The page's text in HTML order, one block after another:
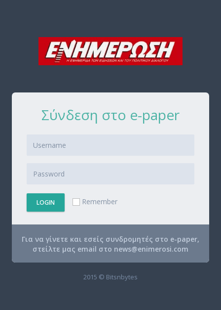
Σύνδεση στο e-paper
LOGIN Remember
Για να γίνετε και εσείς συνδρομητές στο e-paper,
στείλτε μας email στο news@enimerosi.com
2015 © Bitsnbytes